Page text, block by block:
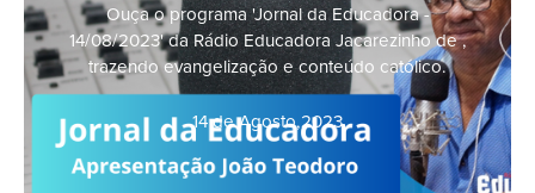
Ouça o programa 'Jornal da Educadora -
14/08/2023' da Rádio Educadora Jacarezinho de ,
trazendo evangelização e conteúdo católico.
14 de Agosto,2023